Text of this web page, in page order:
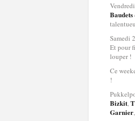
Baudets
Samedi
Et pour
louper !
Ce
!
Bizkit,
Garnier,